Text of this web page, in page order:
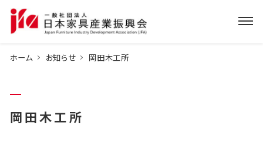
ホーム お知らせ 岡田木工所
岡田木工所